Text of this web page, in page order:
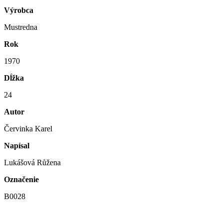
Výrobca
Mustredna
Rok
1970
Dĺžka
24
Autor
Červinka Karel
Napísal
Lukášová Růžena
Označenie
B0028